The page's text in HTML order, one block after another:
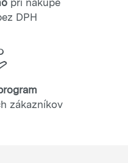
pri nákupe
DPH
zákazníkov